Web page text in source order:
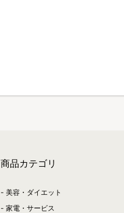
商品カテゴリ
美容・ダイエット
家電・サービス